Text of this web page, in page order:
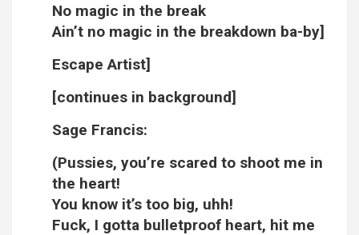
No magic in the break
Ain’t no magic in the breakdown ba-by]
Escape Artist]
[continues in background]
Sage Francis:
(Pussies, you’re scared to shoot me in
the heart!
You know it’s too big, uhh!
Fuck, I gotta bulletproof heart, hit me